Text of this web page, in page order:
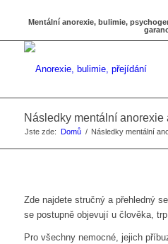
Mentální anorexie, bulimie,
Následky mentální anorexie
Jste zde: Domů / Následky mentální
Zde najdete stručný a přehledný
se postupně objevují u člověka,
Pro všechny nemocné, jejich